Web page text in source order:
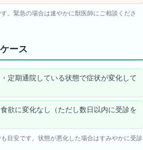
。緊急の場合は速やかに獣医師にご相談くださ
ース
定期通院している状態で症状が変化して
欲に変化なし（ただし数日以内に受診を
目安です。状態が悪化した場合はすみやかに受診